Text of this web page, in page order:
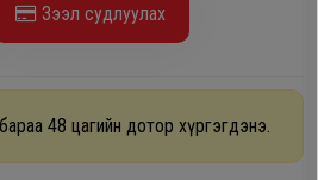
Зээл судлуулах
48 цагийн дотор хүргэгдэнэ.